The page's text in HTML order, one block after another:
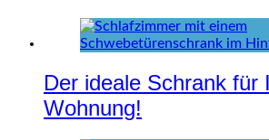
Der ideale Schrank für
Wohnung!